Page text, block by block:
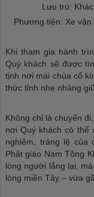
Lưu trú:
Phương tiện: Xe
Khi tham gia hành
Quý khách sẽ được
tịnh nơi mái chùa cổ
thức tỉnh nhẹ nhàng
Không chỉ là chuyến
nơi Quý khách có thể
nghiêm, tráng lệ của
Phật giáo Nam Tông
lòng người lắng lại,
lòng miền Tây – vừa